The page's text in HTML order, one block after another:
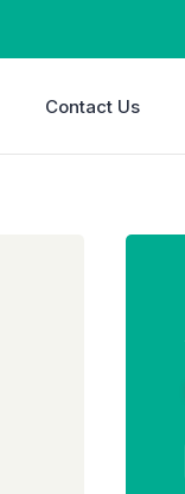
Contact Us